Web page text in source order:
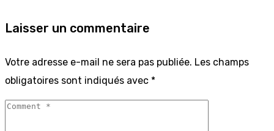
Laisser un commentaire
Votre adresse e-mail ne sera pas publiée. Les champs
obligatoires sont indiqués avec *